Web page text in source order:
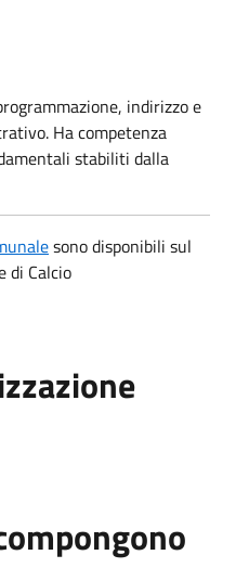
indirizzo e
Ha competenza
stabiliti dalla
sono disponibili sul
di Calcio